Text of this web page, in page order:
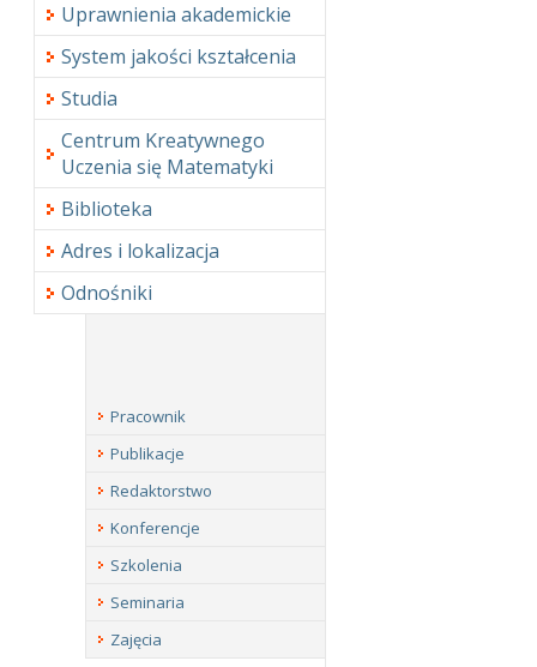
Uprawnienia akademickie
System jakości kształcenia
Studia
Centrum Kreatywnego
Uczenia się Matematyki
Biblioteka
Adres i lokalizacja
Odnośniki
Pracownik
Publikacje
Redaktorstwo
Konferencje
Szkolenia
Seminaria
Zajęcia